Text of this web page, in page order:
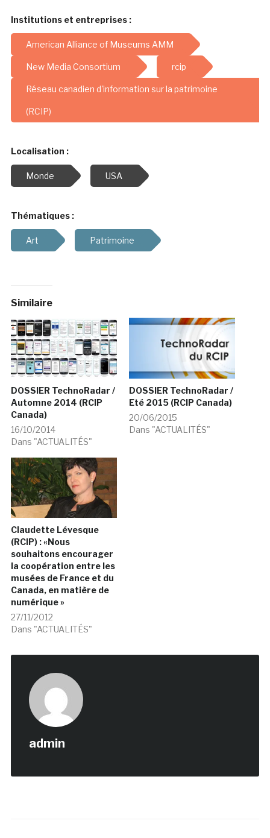
Institutions et entreprises :
American Alliance of Museums AMM
New Media Consortium rcip
Réseau canadien d'information sur la patrimoine
(RCIP)
Localisation :
Monde USA
Thématiques :
Art Patrimoine
Similaire
DOSSIER TechnoRadar /
Automne 2014 (RCIP
Canada)
16/10/2014
Dans "ACTUALITÉS"
DOSSIER TechnoRadar /
Eté 2015 (RCIP Canada)
20/06/2015
Dans "ACTUALITÉS"
Claudette Lévesque
(RCIP) : «Nous
souhaitons encourager
la coopération entre les
musées de France et du
Canada, en matière de
numérique »
27/11/2012
Dans "ACTUALITÉS"
admin